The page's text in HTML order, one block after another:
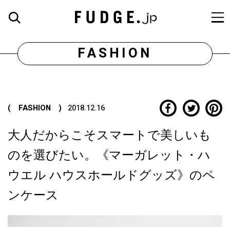
FASHION
( FASHION ) 2018.12.16
大人だからこそスマートで美しいも
のを選びたい。《マーガレット・ハ
ウエル ハウスホールドグッズ》のペ
ンケース